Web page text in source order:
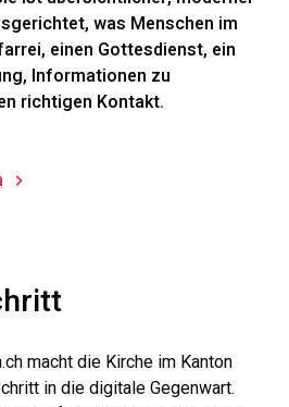
was Menschen im
einen Gottesdienst, ein
Informationen zu
richtigen Kontakt.
macht die Kirche im Kanton
in die digitale Gegenwart.